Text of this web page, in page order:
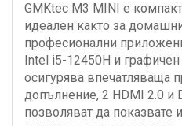
GMKtec M3 MINI е
идеален както за
професионални
Intel i5-12450H и графичен
осигурява впечатляваща
допълнение, 2 HDMI 2.0 и
позволяват да показвате